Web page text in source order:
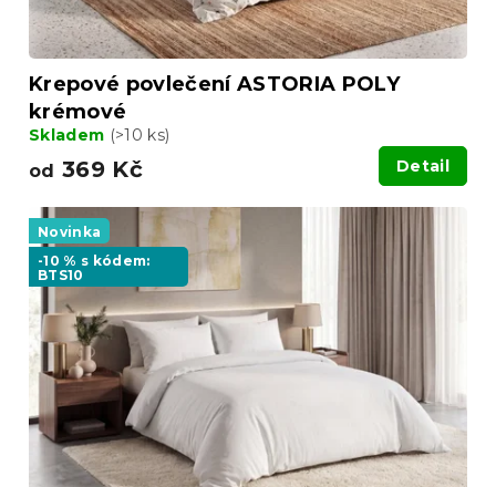
Krepové povlečení ASTORIA POLY
krémové
Skladem (>10 ks)
od 369 Kč Detail
Novinka
-10 % s kódem:
BTS10